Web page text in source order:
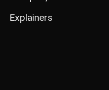
Explainers